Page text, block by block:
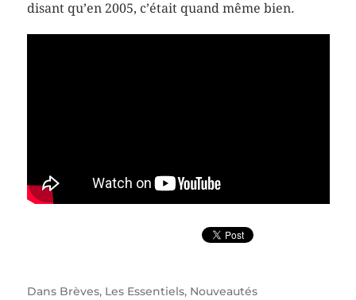
disant qu’en 2005, c’était quand même bien.
Dans Brèves, Les Essentiels, Nouveautés